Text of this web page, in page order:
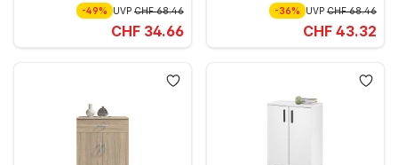
-49% UVP CHF 68.46
CHF 34.66
-36% UVPCHF 68.46
CHF 43.32